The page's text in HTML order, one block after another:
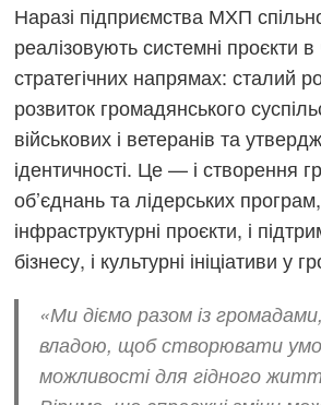
Наразі підприємства МХП
реалізовують системні проєкти
стратегічних напрямах: сталий
розвиток громадянського
військових і ветеранів та
ідентичності. Це — і створення
об’єднань та лідерських програм,
інфраструктурні проєкти, і
бізнесу, і культурні ініціативи у
«Ми діємо разом із
владою, щоб створювати
можливості для гідного